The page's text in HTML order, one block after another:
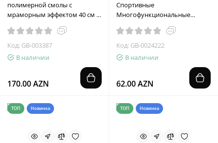
полимерной смолы с
мраморным эффектом 40 см -
Код: GB-003387
В наличии
170.00 AZN
Спортивные
Многофункциональные
Водонепроницаемые
Код: GB-0024222
В наличии
62.00 AZN
ТОП Новинка ТОП Новинка